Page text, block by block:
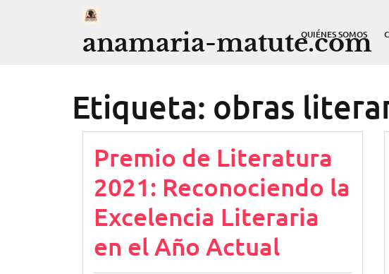
anamaria-matute.com
QUIÉNES SOMOS
Etiqueta: obras
Premio de Literatura
2021: Reconociendo la
Excelencia Literaria
en el Año Actual